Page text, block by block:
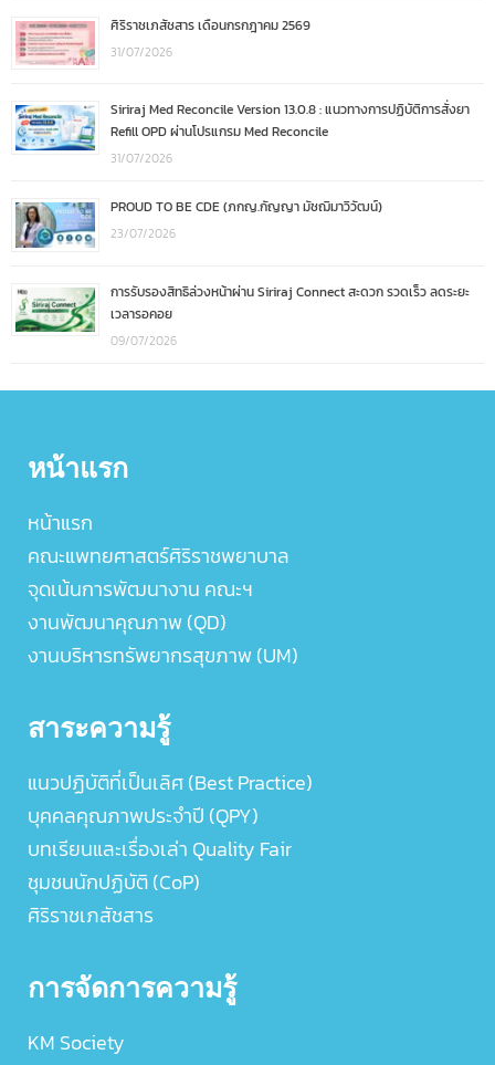
ศิริราชเภสัชสาร เดือนกรกฎาคม 2569
31/07/2026
Siriraj Med Reconcile Version 13.0.8 : แนวทางการปฏิบัติการสั่งยา
Refill OPD ผ่านโปรแกรม Med Reconcile
31/07/2026
PROUD TO BE CDE (ภกญ.กัญญา มัชฌิมาวิวัฒน์)
23/07/2026
การรับรองสิทธิล่วงหน้าผ่าน Siriraj Connect สะดวก รวดเร็ว ลดระยะ
เวลารอคอย
09/07/2026
หน้าแรก
หน้าแรก
คณะแพทยศาสตร์ศิริราชพยาบาล
จุดเน้นการพัฒนางาน คณะฯ
งานพัฒนาคุณภาพ (QD)
งานบริหารทรัพยากรสุขภาพ (UM)
สาระความรู้
แนวปฏิบัติที่เป็นเลิศ (Best Practice)
บุคคลคุณภาพประจำปี (QPY)
บทเรียนและเรื่องเล่า Quality Fair
ชุมชนนักปฏิบัติ (CoP)
ศิริราชเภสัชสาร
การจัดการความรู้
KM Society